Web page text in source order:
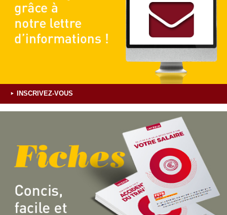
INSCRIVEZ-VOUS